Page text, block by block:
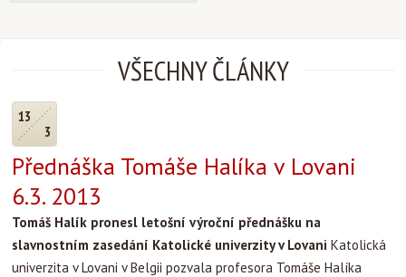
VŠECHNY ČLÁNKY
13
3
Přednáška Tomáše Halíka v Lovani
6.3. 2013
Tomáš Halík pronesl letošní výroční přednášku na
slavnostním zasedání Katolické univerzity v Lovani Katolická
univerzita v Lovani v Belgii pozvala profesora Tomáše Halíka